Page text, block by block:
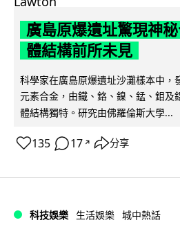
廣島原爆遺址驚現神
體結構前所未見
科學家在廣島原爆遺址沙灘樣本中，
元素合金，由鐵、鉻、鎳、錳、鉬及
體結構獨特。研究由佛羅倫斯大學...
135 17 ↗ 分享
科技娛樂 生活娛樂 城中熱話